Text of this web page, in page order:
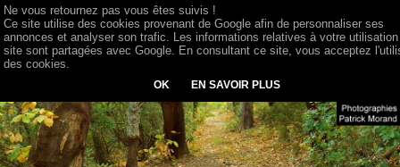
Ne vous retournez pas vous êtes suivis !
Ce site utilise des cookies provenant de Google afin de personnaliser ses
annonces et analyser son trafic. Les informations relatives à votre
site sont partagées avec Google. En consultant ce site, vous acceptez
des cookies.
OK EN SAVOIR PLUS